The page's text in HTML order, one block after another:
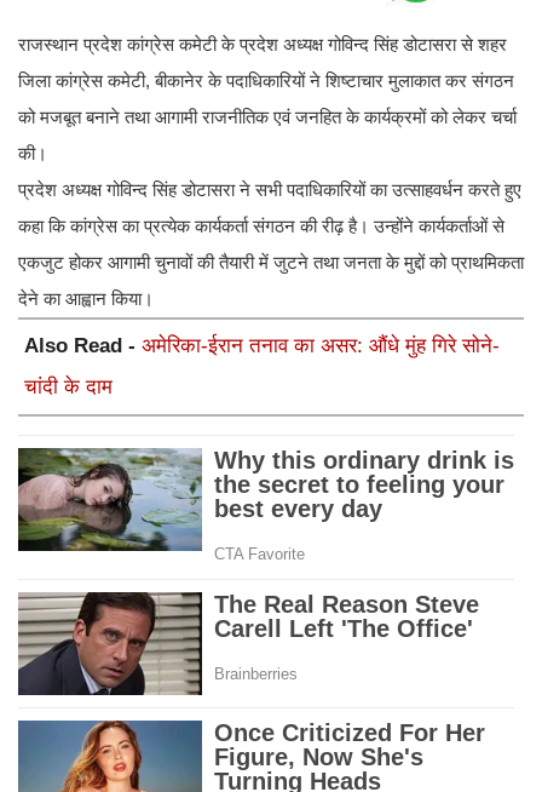
राजस्थान प्रदेश कांग्रेस कमेटी के प्रदेश अध्यक्ष गोविन्द सिंह डोटासरा से शहर
जिला कांग्रेस कमेटी, बीकानेर के पदाधिकारियों ने शिष्टाचार मुलाकात कर संगठन
को मजबूत बनाने तथा आगामी राजनीतिक एवं जनहित के कार्यक्रमों को लेकर चर्चा
की।
प्रदेश अध्यक्ष गोविन्द सिंह डोटासरा ने सभी पदाधिकारियों का उत्साहवर्धन करते हुए
कहा कि कांग्रेस का प्रत्येक कार्यकर्ता संगठन की रीढ़ है। उन्होंने कार्यकर्ताओं से
एकजुट होकर आगामी चुनावों की तैयारी में जुटने तथा जनता के मुद्दों को प्राथमिकता
देने का आह्वान किया।
Also Read - अमेरिका-ईरान तनाव का असर: औंधे मुंह गिरे सोने-
चांदी के दाम